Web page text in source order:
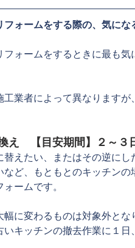
ォームをする際の、気にな
ォームをするときに最も
工業者によって異なります
え　【目安期間】２～３
替えたい、またはその逆に
など、もともとのキッチン
ームです。
に変わるものは対象外とな
いキッチンの撤去作業に１